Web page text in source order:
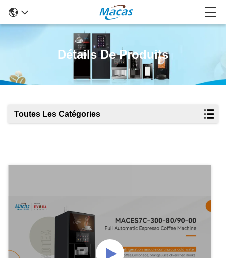
Détails De Produits
Toutes Les Catégories